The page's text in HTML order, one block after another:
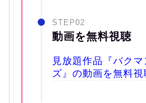
STEP02
動画を無料視聴
見放題作品『バク
ズ』の動画を無料視